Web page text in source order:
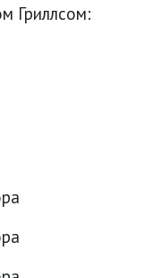
Гриллсом: